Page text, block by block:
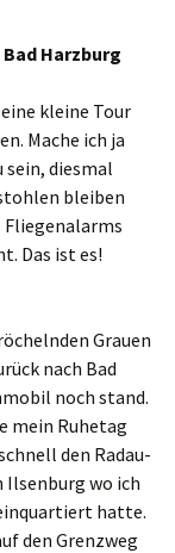
Harzburg
kleine Tour
Mache ich ja
sein, diesmal
bleiben
Fliegenalarms
Das ist es!
Grauen
nach Bad
noch stand.
mein Ruhetag
den Radau-
Ilsenburg wo ich
hatte.
den Grenzweg